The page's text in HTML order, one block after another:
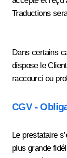
Traductions
Dans certains
dispose le
raccourci ou
CGV -
Le prestataire
plus grande